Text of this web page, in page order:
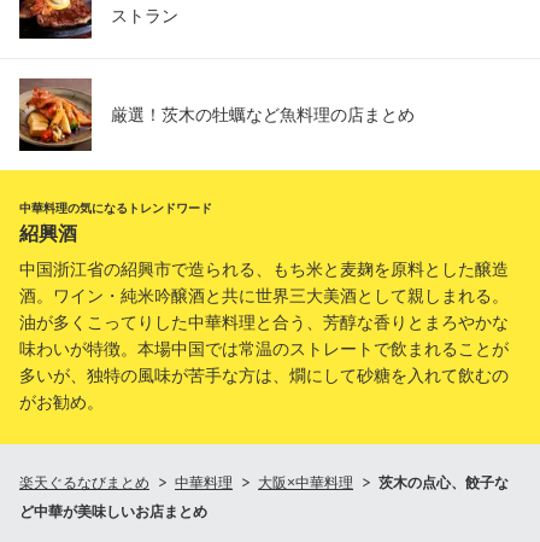
ストラン
厳選！茨木の牡蠣など魚料理の店まとめ
中華料理の気になるトレンドワード
紹興酒
中国浙江省の紹興市で造られる、もち米と麦麹を原料とした醸造
酒。ワイン・純米吟醸酒と共に世界三大美酒として親しまれる。
油が多くこってりした中華料理と合う、芳醇な香りとまろやかな
味わいが特徴。本場中国では常温のストレートで飲まれることが
多いが、独特の風味が苦手な方は、燗にして砂糖を入れて飲むの
がお勧め。
楽天ぐるなびまとめ 中華料理 大阪×中華料理
茨木の点心、餃子な
ど中華が美味しいお店まとめ